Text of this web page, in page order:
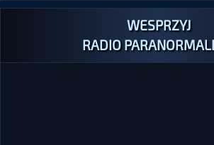
WESPRZYJ
RADIO